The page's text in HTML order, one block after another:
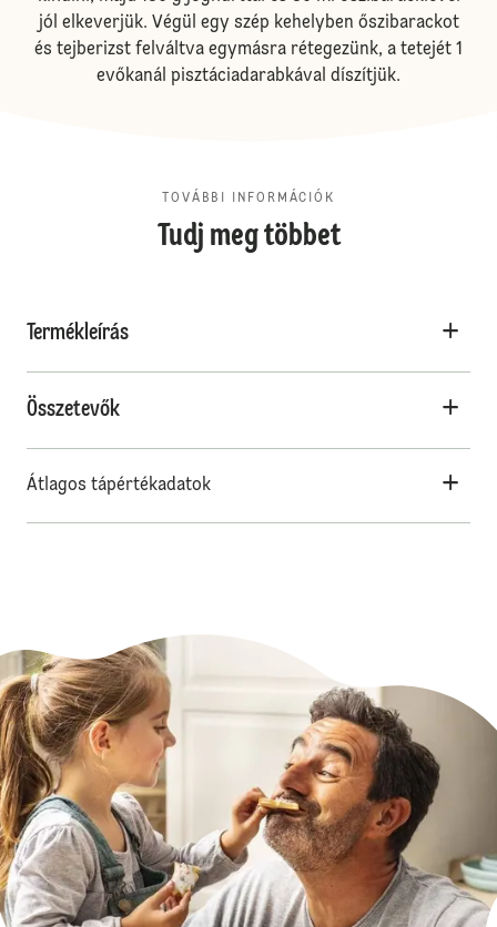
jól elkeverjük. Végül egy szép kehelyben őszibarackot
és tejberizst felváltva egymásra rétegezünk, a tetejét 1
evőkanál pisztáciadarabkával díszítjük.
TOVÁBBI INFORMÁCIÓK
Tudj meg többet
Termékleírás
Összetevők
Átlagos tápértékadatok